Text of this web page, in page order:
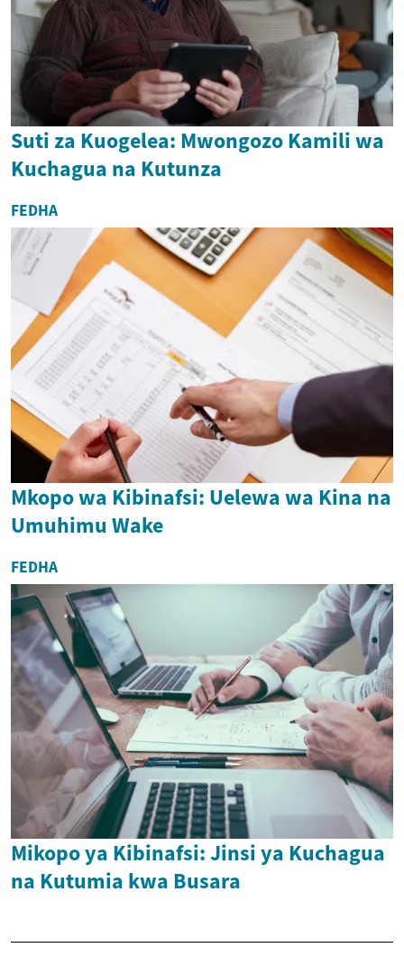
Suti za Kuogelea: Mwongozo Kamili wa
Kuchagua na Kutunza
FEDHA
Mkopo wa Kibinafsi: Uelewa wa Kina na
Umuhimu Wake
FEDHA
Mikopo ya Kibinafsi: Jinsi ya Kuchagua
na Kutumia kwa Busara